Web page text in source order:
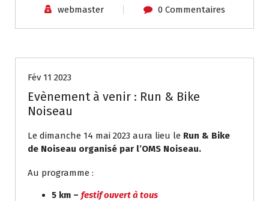
webmaster 0 Commentaires
Fév 11 2023
Evènement à venir : Run & Bike
Noiseau
Le dimanche 14 mai 2023 aura lieu le Run & Bike
de Noiseau organisé par l’OMS Noiseau.
Au programme :
5 km – festif ouvert à tous